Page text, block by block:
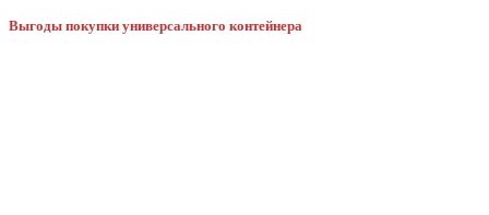
Выгоды покупки универсального контейнера